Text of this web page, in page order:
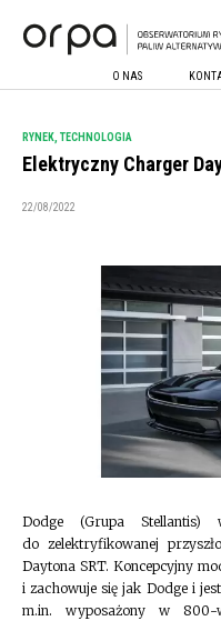
O NAS
RYNEK TECHNOLOGIA
Elektryczny Charger
22/08/2022
Dodge (Grupa
do zelektryfikowanej
Daytona SRT. Koncepcyjny
i zachowuje się jak Dodge i
m.in. wyposażony w 800-